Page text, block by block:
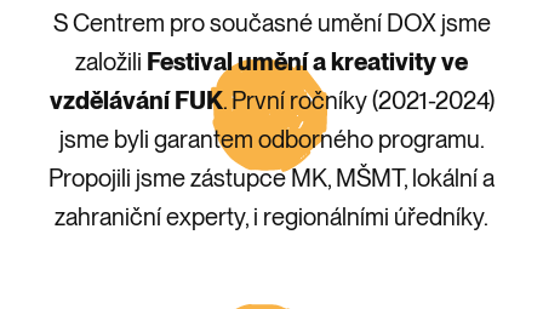
S Centrem pro současné umění DOX jsme
založili Festival umění a kreativity ve
vzdělávání FUK. První ročníky (2021-2024)
jsme byli garantem odborného programu.
Propojili jsme zástupce MK, MŠMT, lokální a
zahraniční experty, i regionálními úředníky.